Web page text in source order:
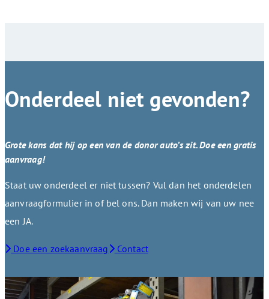
Onderdeel niet gevonden?
Grote kans dat hij op een van de donor auto’s zit. Doe een gratis
aanvraag!
Staat uw onderdeel er niet tussen? Vul dan het onderdelen
aanvraagformulier in of bel ons. Dan maken wij van uw nee
een JA.
Doe een zoekaanvraag Contact